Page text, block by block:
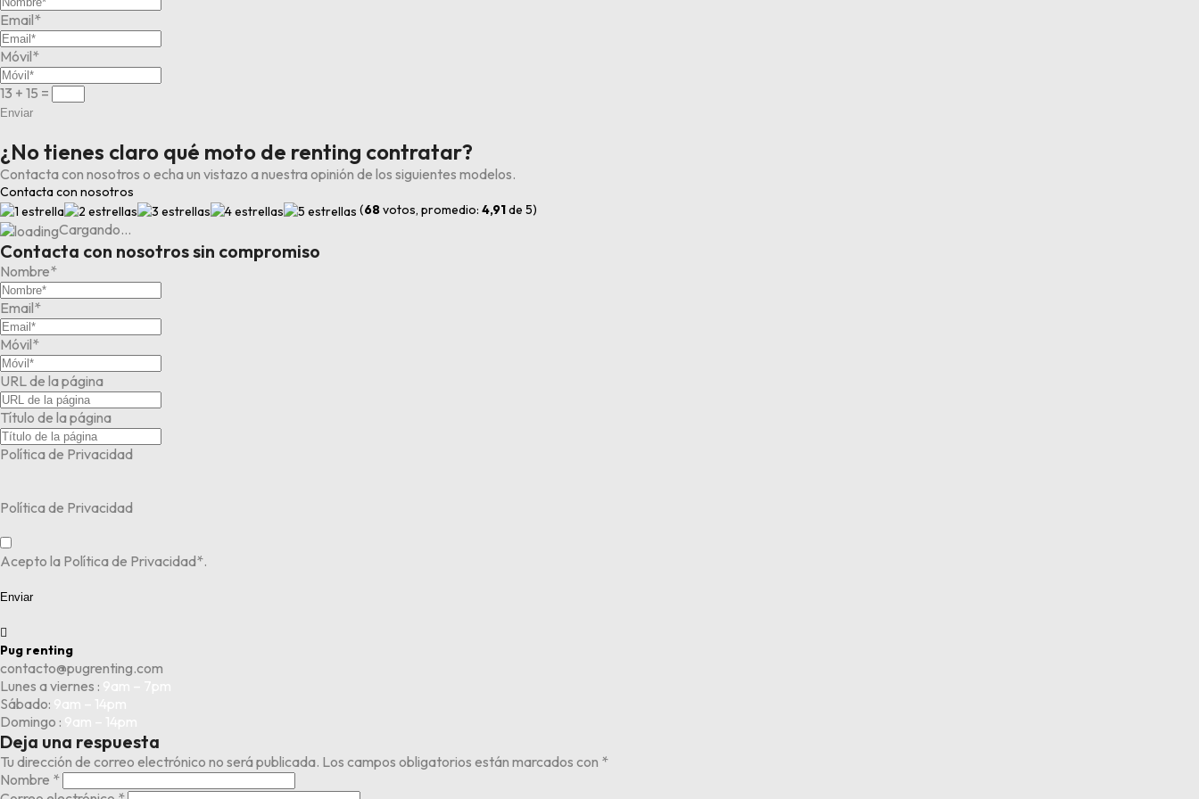
Email*
Móvil*
13 + 15 =
Enviar
¿No tienes claro qué moto de renting contratar?
Contacta con nosotros o echa un vistazo a nuestra opinión de los siguientes modelos.
Contacta con nosotros
(68votos, promedio: 4,91de 5)
Cargando…
Contacta con nosotros sin compromiso
Nombre*
Email*
Móvil*
URL de la página
Título de la página
Política de Privacidad
Política de Privacidad
Acepto la Política de Privacidad*.
Enviar

Pug renting
contacto@pugrenting.com
Lunes a viernes :
Sábado:
Domingo :
Deja una respuesta
Tu dirección de correo electrónico no será publicada. Los campos obligatorios están marcados con *
Nombre *